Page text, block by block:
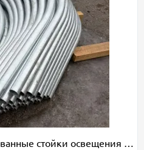
Металлические оцинкованные стойки освещения – надежные конструкции для городского освещения. СГКФ